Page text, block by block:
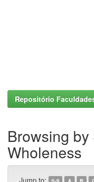
Repositório
Browsing
Wholeness
Jump to: